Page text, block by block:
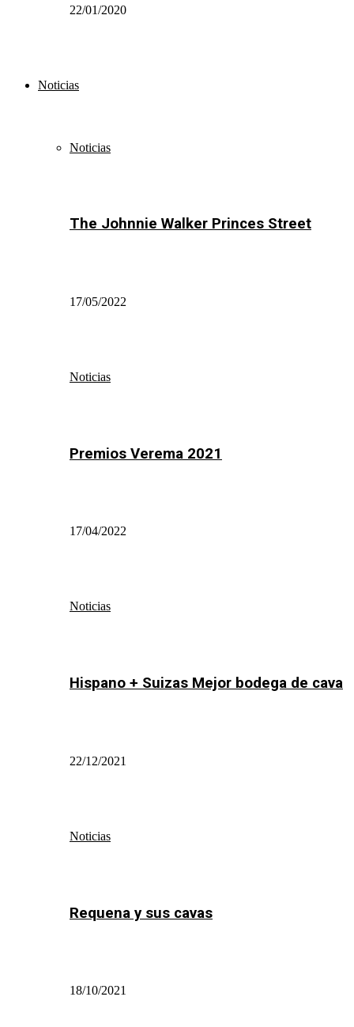
22/01/2020
Noticias
Noticias
The Johnnie Walker Princes Street
17/05/2022
Noticias
Premios Verema 2021
17/04/2022
Noticias
Hispano + Suizas Mejor bodega de cava
22/12/2021
Noticias
Requena y sus cavas
18/10/2021